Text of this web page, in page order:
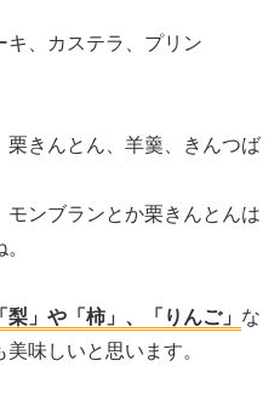
キ、カステラ、プリン
きんとん、羊羹、きんつば
ンブランとか栗きんとんは
「梨」や「柿」、「りんご」 な
味しいと思います。